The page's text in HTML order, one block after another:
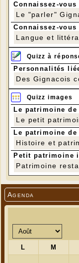
Agenda
Connaissez-
Le "parler"
Connaissez-
Langue et
Quizz à
Personnalités
Des Gignacois
Quizz images
Le patrimoine de
Le petit
Le patrimoine de
Histoire et
Petit patrimoine
Patrimoine